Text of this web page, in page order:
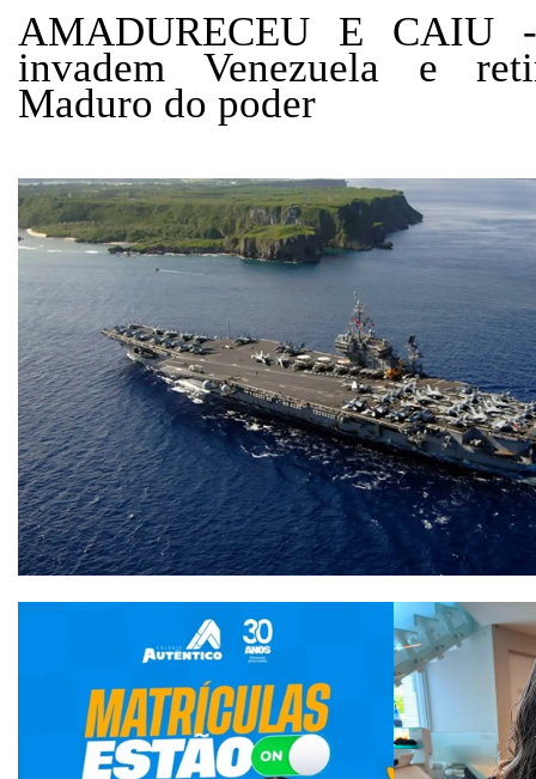
AMADURECEU E CAIU
invadem Venezuela e
Maduro do poder